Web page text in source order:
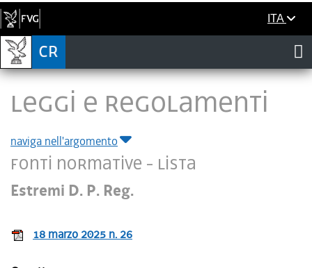
ITA
LEGGI E REGOLAMENTI
naviga nell'argomento
Fonti normative - Lista
Estremi D. P. Reg.
18 marzo 2025 n. 26